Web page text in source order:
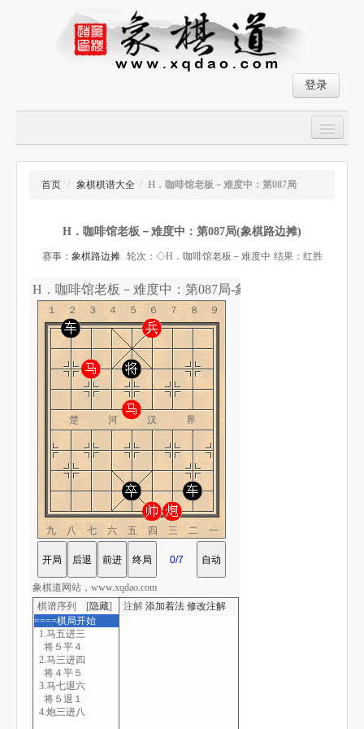
登录
大师对局
象棋棋谱
象棋小游戏
首页 / 象棋棋谱大全 / H．咖啡馆老板－难度中：第087局
H．咖啡馆老板－难度中：第087局(象棋路边摊)
赛事： 象棋路边摊 轮次：◇H．咖啡馆老板－难度中 结果：红胜
H．咖啡馆老板－难度中：第087局-象棋道
１２３４５６７８９
楚 河 汉 界
九八七六五四三二一
棋谱序列 [隐藏]
====棋局开始
1.马五进三
将５平４
2.马三进四
将４平５
3.马七退六
将５退１
4.炮三进八
注解 添加着法 修改注解
象棋道网站，www.xqdao.com